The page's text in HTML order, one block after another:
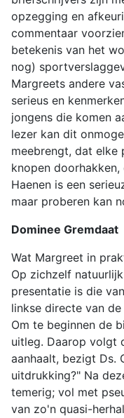
opzegging en
commentaar
betekenis van het
nog)
Margreets andere
serieus en
jongens die komen
lezer kan dit
meebrengt, dat elke
knopen
Haenen is een
maar proberen kan
Dominee Gremdaat
Wat Margreet in
Op zichzelf
presentatie is die
linkse directe van
Om te beginnen de
uitleg. Daarop volgt
aanhaalt, bezigt Ds.
uitdrukking?" Na
temerig; vol met
van zo'n quasi-